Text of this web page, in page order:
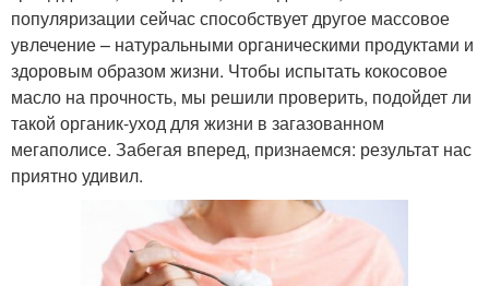
популяризации сейчас способствует другое массовое
увлечение – натуральными органическими продуктами и
здоровым образом жизни. Чтобы испытать кокосовое
масло на прочность, мы решили проверить, подойдет ли
такой органик-уход для жизни в загазованном
мегаполисе. Забегая вперед, признаемся: результат нас
приятно удивил.